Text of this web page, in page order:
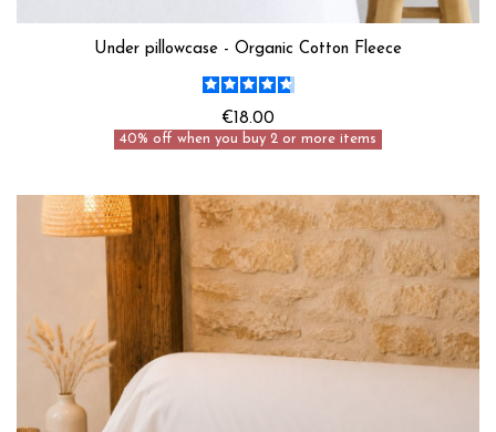
Under pillowcase - Organic Cotton Fleece
€18.00
40% off when you buy 2 or more items